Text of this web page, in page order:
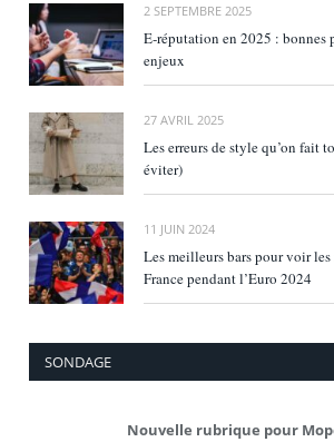
2 SEPTEMBRE 2025
E‑réputation en 2025 : bonnes
enjeux
27 AVRIL 2025
Les erreurs de style qu’on fait
éviter)
11 JUIN 2024
Les meilleurs bars pour voir
France pendant l’Euro 2024
SONDAGE
Nouvelle rubrique pour